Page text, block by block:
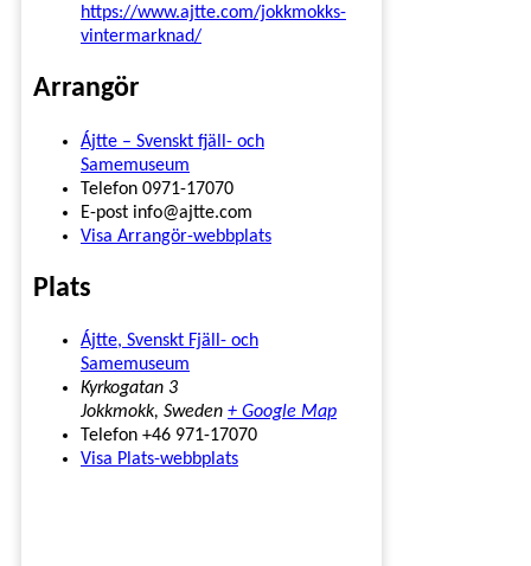
https://www.ajtte.com/jokkmokks-
vintermarknad/
Arrangör
Ájtte – Svenskt fjäll- och
Samemuseum
Telefon 0971-17070
E-post info@ajtte.com
Visa Arrangör-webbplats
Plats
Ájtte, Svenskt Fjäll- och
Samemuseum
Kyrkogatan 3
Jokkmokk, Sweden + Google Map
Telefon +46 971-17070
Visa Plats-webbplats